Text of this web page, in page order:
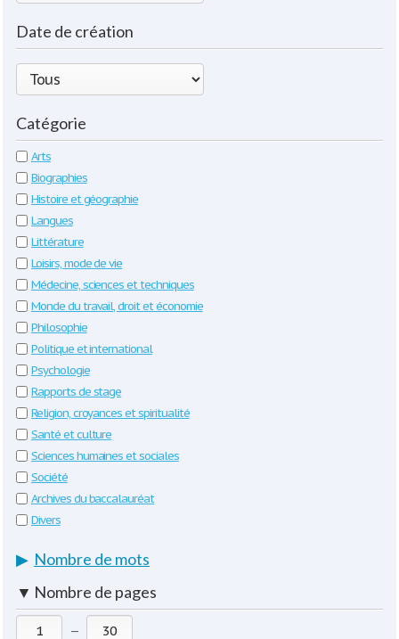
Date de création
Catégorie
Arts
Biographies
Histoire et géographie
Langues
Littérature
Loisirs, mode de vie
Médecine, sciences et techniques
Monde du travail, droit et économie
Philosophie
Politique et international
Psychologie
Rapports de stage
Religion, croyances et spiritualité
Santé et culture
Sciences humaines et sociales
Société
Archives du baccalauréat
Divers
▶ Nombre de mots
▼ Nombre de pages
—